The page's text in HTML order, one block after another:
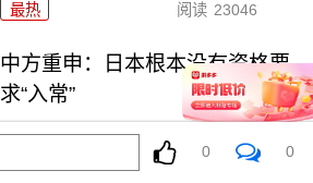
最热 阅读 23046
中方重申：日本根本没有资格要
求“入常”
阅读 25663
0 0